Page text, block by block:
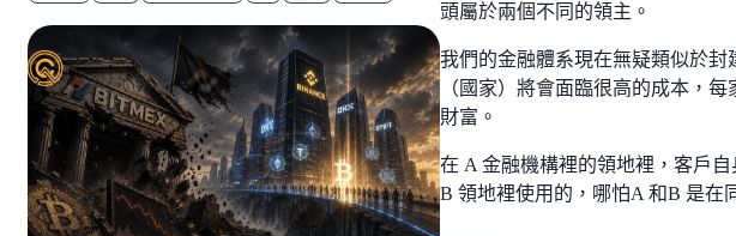
頭屬於兩個不同的領主。
我們的金融體系現在無疑類似於
（國家）將會面臨很高的成本，
財富。
在 A 金融機構裡的領地裡，客戶
B 領地裡使用的，哪怕A 和B 是在